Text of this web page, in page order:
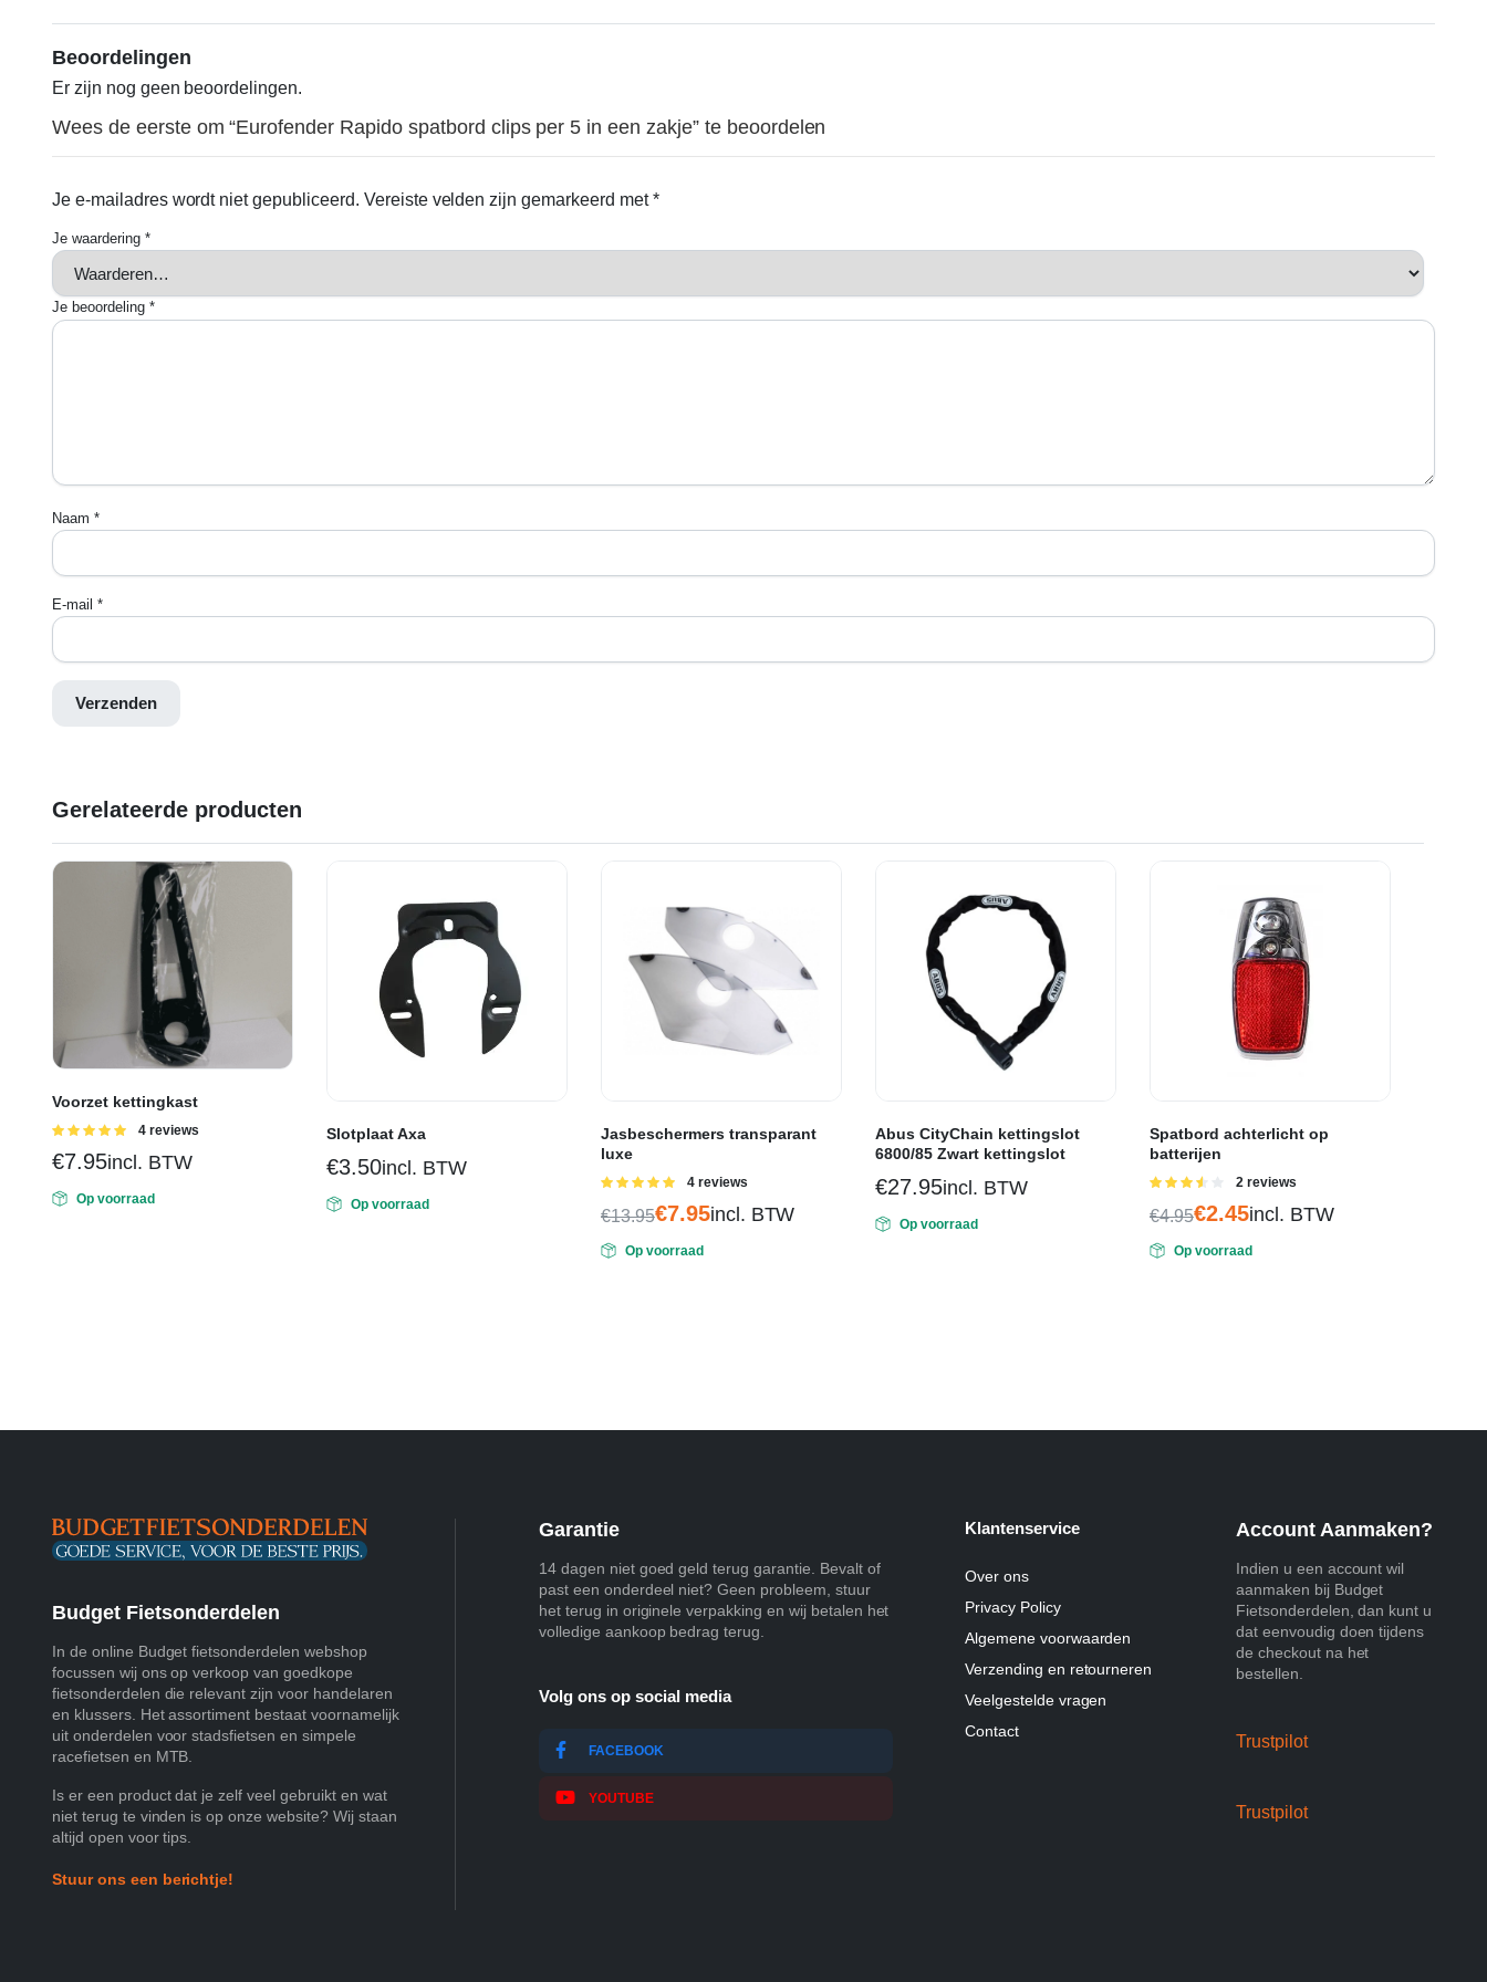
Beoordelingen
Er zijn nog geen beoordelingen.
Wees de eerste om “Eurofender Rapido spatbord clips per 5 in een zakje” te beoordelen
Je e-mailadres wordt niet gepubliceerd. Vereiste velden zijn gemarkeerd met*
Je waardering *
Je beoordeling *
Naam *
E-mail *
Gerelateerde producten
Voorzet kettingkast
Gewaardeerd
4 reviews
€7.95incl. BTW
Op voorraad
Slotplaat Axa
€3.50incl. BTW
Op voorraad
Jasbeschermers transparant
luxe
Gewaardeerd
4 reviews
€13.95
Oorspronkelijke
prijs
€7.95
Huidige
prijs
incl. BTW
Op voorraad
Abus CityChain kettingslot
6800/85 Zwart kettingslot
€27.95incl. BTW
Op voorraad
Spatbord achterlicht op
batterijen
Gewaardeerd
5
2 reviews
€4.95
Oorspronkelijke
prijs
€2.45
Huidige
prijs
incl. BTW
Op voorraad
Budget Fietsonderdelen
In de online Budget fietsonderdelen webshop
focussen wij ons op verkoop van goedkope
fietsonderdelen die relevant zijn voor handelaren
en klussers. Het assortiment bestaat voornamelijk
uit onderdelen voor stadsfietsen en simpele
racefietsen en MTB.
Is er een product dat je zelf veel gebruikt en wat
niet terug te vinden is op onze website? Wij staan
altijd open voor tips.
Stuur ons een berichtje!
Garantie
14 dagen niet goed geld terug garantie. Bevalt of
past een onderdeel niet? Geen probleem, stuur
het terug in originele verpakking en wij betalen het
volledige aankoop bedrag terug.
Volg ons op social media
FACEBOOK
YOUTUBE
Klantenservice
Over ons
Privacy Policy
Algemene voorwaarden
Verzending en retourneren
Veelgestelde vragen
Contact
Account Aanmaken?
Indien u een account wil
aanmaken bij Budget
Fietsonderdelen, dan kunt u
dat eenvoudig doen tijdens
de checkout na het
bestellen.
Trustpilot
Trustpilot